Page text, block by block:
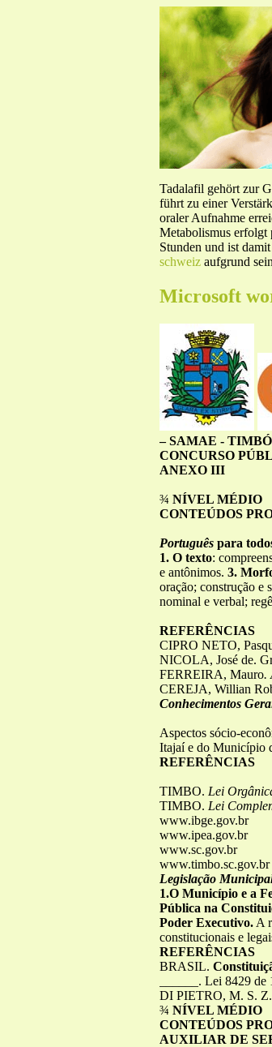
Tadalafil gehört zur
führt zu einer
oraler Aufnahme
Metabolismus
Stunden und ist
schweiz aufgrund
Microsoft
– SAMAE - TIMBÓ
CONCURSO
ANEXO III
¾ NÍVEL MÉDIO
CONTEÚDOS
Português para
1. O texto:
e antônimos. 3.
oração; construção e
nominal e verbal;
REFERÊNCIAS
CIPRO NETO,
NICOLA, José de.
FERREIRA, Mauro.
CEREJA, Willian
Conhecimentos
Aspectos sócio-
Itajaí e do Município
REFERÊNCIAS
TIMBO. Lei
TIMBO. Lei
www.ibge.gov.br
www.ipea.gov.br
www.sc.gov.br
www.timbo.sc.gov.br
Legislação
1.O Município e a
Pública na
Poder Executivo. A
constitucionais e
REFERÊNCIAS
BRASIL.
______. Lei 8429 de
DI PIETRO, M. S. Z.
¾ NÍVEL MÉDIO
CONTEÚDOS
AUXILIAR DE